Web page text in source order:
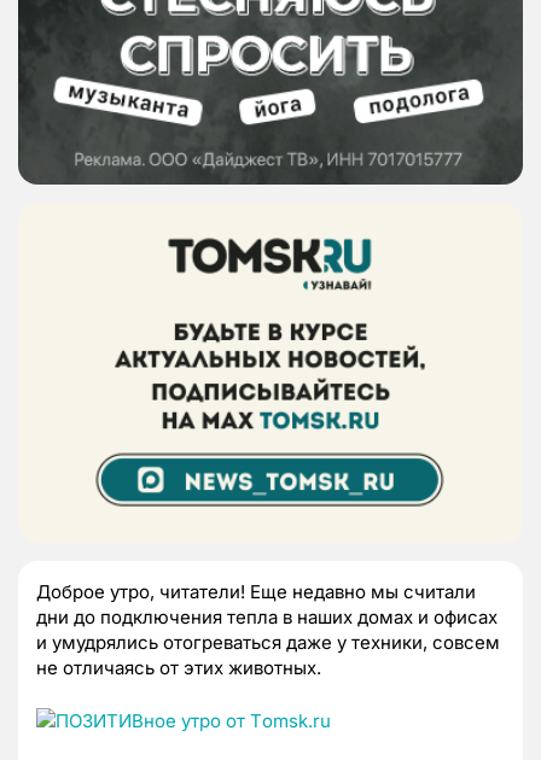
Доброе утро, читатели! Еще недавно мы считали
дни до подключения тепла в наших домах и офисах
и умудрялись отогреваться даже у техники, совсем
не отличаясь от этих животных.